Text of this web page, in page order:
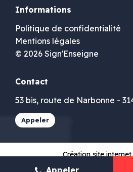
Informations
Politique de confidentialité
Mentions légales
© 2026 Sign'Enseigne
Contact
53 bis, route de Narbonne -
Appeler
Création site
Appeler